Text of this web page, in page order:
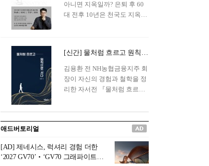
아니면 지옥일까? 은퇴 후 60
대 전후 10년은 천국도 지옥도
은퇴 설계를 가이드해 온 김경
록 옵투스자산운용의 고문이
신간 『은퇴연옥』을 내놓았
다.단테는 지옥을 '모든 희망을
록 고문은 새로운 시각을 제시
0년의 과도기는 지옥이 아니라
정화와 성장의 공간인 ‘은퇴연
[신간] 물처럼 흐르고 원칙으로 서다…김용환의 통찰을 담다
김용환 전 NH농협금융지주 회
장이 자신의 경험과 철학을 정
리한 자서전 『물처럼 흐르고
통 관료 출신으로 한국 금융의
주요 변곡점마다 중요한 역할
을 하고 금융 경영인으로서 큰
족적을 남긴 김 전 회장이 후배
세대에게 전하는 삶의 조언을
담은 인생 노트다.『물처럼 흐
애드버토리얼
[AD] 제네시스, 럭셔리 경험 더한
‘2027 GV70’‧‘GV70 그래파이트’